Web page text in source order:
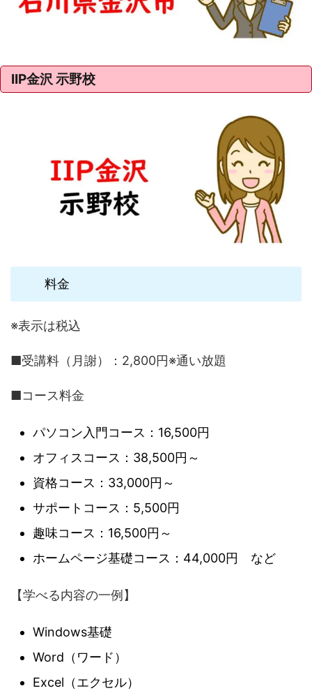
IIP金沢 示野校
料金
※表示は税込
■受講料（月謝）：2,800円※通い放題
■コース料金
パソコン入門コース：16,500円
オフィスコース：38,500円～
資格コース：33,000円～
サポートコース：5,500円
趣味コース：16,500円～
ホームページ基礎コース：44,000円 など
【学べる内容の一例】
Windows基礎
Word（ワード）
Excel（エクセル）